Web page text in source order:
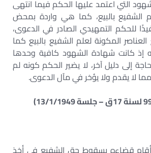
التي اعتمد عليها الحكم فيما انتهى
الشفيع بالبيع، كما هي واردة بمحض
للحكم التمهيدي الصادر في الدعوى،
المكونة لعلم الشفيع بالبيع كما
إذ كانت شهادة الشهود كافية وحدها
إلى دليل آخر، لا يضير الحكم كونه لم
لا يقدم ولا يؤخر في مآل الدعوى.
قضاءه بسقوط حق الشفيع في أخذ